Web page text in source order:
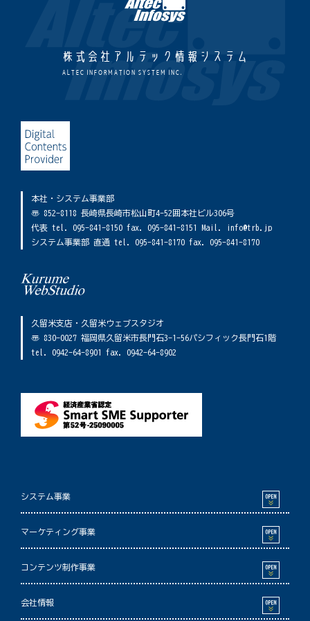
株式会社アルテック情報システム
ALTEC INFORMATION SYSTEM INC.
本社・システム事業部
〠 852-8118 長崎県長崎市松山町4-52囲本社ビル306号
代表 tel. 095-841-8150 fax. 095-841-8151 Mail. info@trb.jp
システム事業部 直通 tel. 095-841-8170 fax. 095-841-8170
久留米支店・久留米ウェブスタジオ
〠 830-0027 福岡県久留米市長門石3-1-56パシフィック長門石1階
tel. 0942-64-8901 fax. 0942-64-8902
システム事業
マーケティング事業
コンテンツ制作事業
会社情報